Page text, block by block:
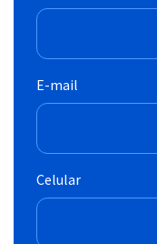
E-mail
Celular